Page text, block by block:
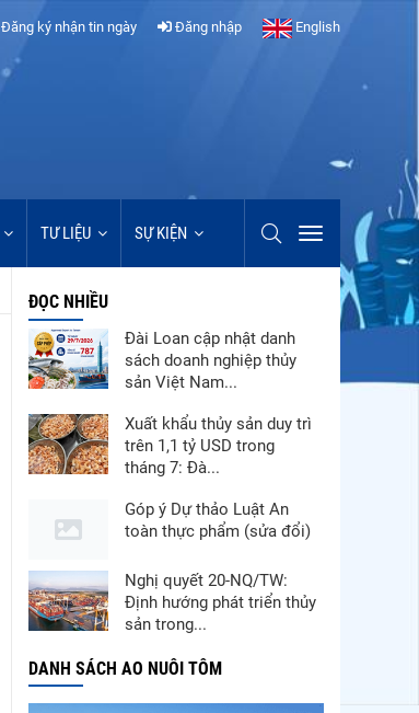
Đăng ký nhận tin ngày Đăng nhập English
TƯ LIỆU SỰ KIỆN
ĐỌC NHIỀU
Đài Loan cập nhật danh
sách doanh nghiệp thủy
sản Việt Nam...
Xuất khẩu thủy sản duy trì
trên 1,1 tỷ USD trong
tháng 7: Đà...
Góp ý Dự thảo Luật An
toàn thực phẩm (sửa đổi)
Nghị quyết 20-NQ/TW:
Định hướng phát triển thủy
sản trong...
Thuế Mục 301 và bài toán
DANH SÁCH AO NUÔI TÔM